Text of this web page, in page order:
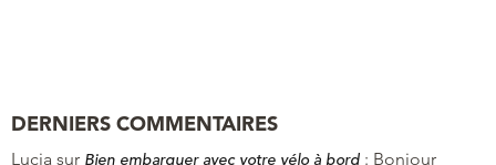
DERNIERS COMMENTAIRES
Lucia sur Bien embarquer avec votre vélo à bord : Bonjour